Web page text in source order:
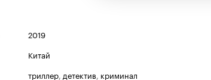
2019
Китай
триллер, детектив, криминал